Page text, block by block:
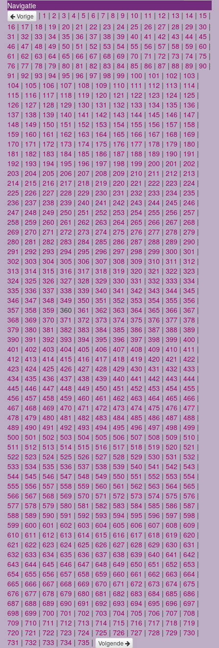
Navigatie
Vorige | 1 | 2 | 3 | 4 | 5 | 6 | 7 | 8 | 9 | 10 | 11 | 12 | 13 | 14 | 15 |
16 | 17 | 18 | 19 | 20 | 21 | 22 | 23 | 24 | 25 | 26 | 27 | 28 | 29 | 30 |
31 | 32 | 33 | 34 | 35 | 36 | 37 | 38 | 39 | 40 | 41 | 42 | 43 | 44 | 45 |
46 | 47 | 48 | 49 | 50 | 51 | 52 | 53 | 54 | 55 | 56 | 57 | 58 | 59 | 60 |
61 | 62 | 63 | 64 | 65 | 66 | 67 | 68 | 69 | 70 | 71 | 72 | 73 | 74 | 75 |
76 | 77 | 78 | 79 | 80 | 81 | 82 | 83 | 84 | 85 | 86 | 87 | 88 | 89 | 90 |
91 | 92 | 93 | 94 | 95 | 96 | 97 | 98 | 99 | 100 | 101 | 102 | 103 |
104 | 105 | 106 | 107 | 108 | 109 | 110 | 111 | 112 | 113 | 114 |
115 | 116 | 117 | 118 | 119 | 120 | 121 | 122 | 123 | 124 | 125 |
126 | 127 | 128 | 129 | 130 | 131 | 132 | 133 | 134 | 135 | 136 |
137 | 138 | 139 | 140 | 141 | 142 | 143 | 144 | 145 | 146 | 147 |
148 | 149 | 150 | 151 | 152 | 153 | 154 | 155 | 156 | 157 | 158 |
159 | 160 | 161 | 162 | 163 | 164 | 165 | 166 | 167 | 168 | 169 |
170 | 171 | 172 | 173 | 174 | 175 | 176 | 177 | 178 | 179 | 180 |
181 | 182 | 183 | 184 | 185 | 186 | 187 | 188 | 189 | 190 | 191 |
192 | 193 | 194 | 195 | 196 | 197 | 198 | 199 | 200 | 201 | 202 |
203 | 204 | 205 | 206 | 207 | 208 | 209 | 210 | 211 | 212 | 213 |
214 | 215 | 216 | 217 | 218 | 219 | 220 | 221 | 222 | 223 | 224 |
225 | 226 | 227 | 228 | 229 | 230 | 231 | 232 | 233 | 234 | 235 |
236 | 237 | 238 | 239 | 240 | 241 | 242 | 243 | 244 | 245 | 246 |
247 | 248 | 249 | 250 | 251 | 252 | 253 | 254 | 255 | 256 | 257 |
258 | 259 | 260 | 261 | 262 | 263 | 264 | 265 | 266 | 267 | 268 |
269 | 270 | 271 | 272 | 273 | 274 | 275 | 276 | 277 | 278 | 279 |
280 | 281 | 282 | 283 | 284 | 285 | 286 | 287 | 288 | 289 | 290 |
291 | 292 | 293 | 294 | 295 | 296 | 297 | 298 | 299 | 300 | 301 |
302 | 303 | 304 | 305 | 306 | 307 | 308 | 309 | 310 | 311 | 312 |
313 | 314 | 315 | 316 | 317 | 318 | 319 | 320 | 321 | 322 | 323 |
324 | 325 | 326 | 327 | 328 | 329 | 330 | 331 | 332 | 333 | 334 |
335 | 336 | 337 | 338 | 339 | 340 | 341 | 342 | 343 | 344 | 345 |
346 | 347 | 348 | 349 | 350 | 351 | 352 | 353 | 354 | 355 | 356 |
357 | 358 | 359 | 360 | 361 | 362 | 363 | 364 | 365 | 366 | 367 |
368 | 369 | 370 | 371 | 372 | 373 | 374 | 375 | 376 | 377 | 378 |
379 | 380 | 381 | 382 | 383 | 384 | 385 | 386 | 387 | 388 | 389 |
390 | 391 | 392 | 393 | 394 | 395 | 396 | 397 | 398 | 399 | 400 |
401 | 402 | 403 | 404 | 405 | 406 | 407 | 408 | 409 | 410 | 411 |
412 | 413 | 414 | 415 | 416 | 417 | 418 | 419 | 420 | 421 | 422 |
423 | 424 | 425 | 426 | 427 | 428 | 429 | 430 | 431 | 432 | 433 |
434 | 435 | 436 | 437 | 438 | 439 | 440 | 441 | 442 | 443 | 444 |
445 | 446 | 447 | 448 | 449 | 450 | 451 | 452 | 453 | 454 | 455 |
456 | 457 | 458 | 459 | 460 | 461 | 462 | 463 | 464 | 465 | 466 |
467 | 468 | 469 | 470 | 471 | 472 | 473 | 474 | 475 | 476 | 477 |
478 | 479 | 480 | 481 | 482 | 483 | 484 | 485 | 486 | 487 | 488 |
489 | 490 | 491 | 492 | 493 | 494 | 495 | 496 | 497 | 498 | 499 |
500 | 501 | 502 | 503 | 504 | 505 | 506 | 507 | 508 | 509 | 510 |
511 | 512 | 513 | 514 | 515 | 516 | 517 | 518 | 519 | 520 | 521 |
522 | 523 | 524 | 525 | 526 | 527 | 528 | 529 | 530 | 531 | 532 |
533 | 534 | 535 | 536 | 537 | 538 | 539 | 540 | 541 | 542 | 543 |
544 | 545 | 546 | 547 | 548 | 549 | 550 | 551 | 552 | 553 | 554 |
555 | 556 | 557 | 558 | 559 | 560 | 561 | 562 | 563 | 564 | 565 |
566 | 567 | 568 | 569 | 570 | 571 | 572 | 573 | 574 | 575 | 576 |
577 | 578 | 579 | 580 | 581 | 582 | 583 | 584 | 585 | 586 | 587 |
588 | 589 | 590 | 591 | 592 | 593 | 594 | 595 | 596 | 597 | 598 |
599 | 600 | 601 | 602 | 603 | 604 | 605 | 606 | 607 | 608 | 609 |
610 | 611 | 612 | 613 | 614 | 615 | 616 | 617 | 618 | 619 | 620 |
621 | 622 | 623 | 624 | 625 | 626 | 627 | 628 | 629 | 630 | 631 |
632 | 633 | 634 | 635 | 636 | 637 | 638 | 639 | 640 | 641 | 642 |
643 | 644 | 645 | 646 | 647 | 648 | 649 | 650 | 651 | 652 | 653 |
654 | 655 | 656 | 657 | 658 | 659 | 660 | 661 | 662 | 663 | 664 |
665 | 666 | 667 | 668 | 669 | 670 | 671 | 672 | 673 | 674 | 675 |
676 | 677 | 678 | 679 | 680 | 681 | 682 | 683 | 684 | 685 | 686 |
687 | 688 | 689 | 690 | 691 | 692 | 693 | 694 | 695 | 696 | 697 |
698 | 699 | 700 | 701 | 702 | 703 | 704 | 705 | 706 | 707 | 708 |
709 | 710 | 711 | 712 | 713 | 714 | 715 | 716 | 717 | 718 | 719 |
720 | 721 | 722 | 723 | 724 | 725 | 726 | 727 | 728 | 729 | 730 |
731 | 732 | 733 | 734 | 735 | Volgende